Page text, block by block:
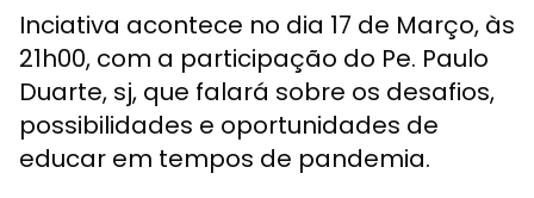
Inciativa acontece no dia 17 de Março, às
21h00, com a participação do Pe. Paulo
Duarte, sj, que falará sobre os desafios,
possibilidades e oportunidades de
educar em tempos de pandemia.